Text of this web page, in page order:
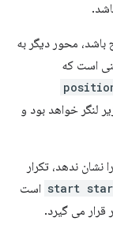
محور دیگر به
است که
لنگر خواهد بود و
ندهد، تکرار
start است
می گیرد.